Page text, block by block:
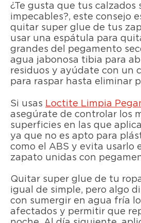
¿Te gusta que tus calzados
impecables?, este consejo
quitar super glue de tus
usar una espátula para
grandes del pegamento
agua jabonosa tibia para
residuos y ayúdate con un
para raspar hasta eliminar
Si usas Loctite Limpia
asegúrate de controlar los
superficies en las que
ya que no es apto para
como el ABS y evita usarlo
zapato unidas con
Quitar super glue de tu
igual de simple, pero algo
con sumergir en agua fría
afectados y permitir que